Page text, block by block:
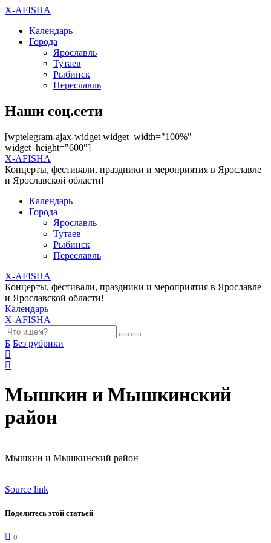
X-AFISHA
Календарь
Города
Ярославль
Тутаев
Рыбинск
Переславль
Наши соц.сети
[wptelegram-ajax-widget widget_width="100%"
widget_height="600"]
X-AFISHA
Концерты, фестивали, праздники и мероприятия в Ярославле
и Ярославской области!
Календарь
Города
Ярославль
Тутаев
Рыбинск
Переславль
X-AFISHA
Концерты, фестивали, праздники и мероприятия в Ярославле
и Ярославской области!
Календарь
X-AFISHA
Б Без рубрики
Мышкин и Мышкинский
район
Мышкин и Мышкинский район
Source link
Поделитесь этой статьей
0